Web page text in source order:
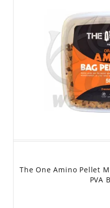
A Halcatraz kínálatában a The
találod meg, amelyekkel
pecákra és a kapitális pontyok
The One etetőanyagok:
ellenállhatatlan ízvilág
etetésre vonzzák a halakat.
The One horogcsalik
Kiegyensúlyozott, lebegő
Pelletek és aromák:Legyen
tápértékű horog-
csalidat vagy keverékedet.
The One Amino Pellet
PVA